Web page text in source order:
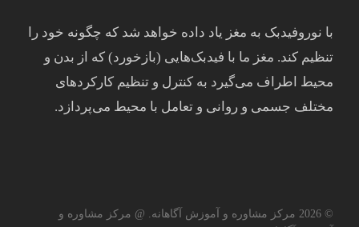
با نوروفیدبک به مغز ياد داده خواهد شد كه چگونه خود را
تنظيم كند. مغز ما با فيدبک‌هايی (بازخورد) که از بدن و
محيط اطراف می‌گيرد به کنترل و تنظيم کارکردهای
مختلف جسمی و روانی و تعامل با محيط می‌پردازد.
© 2026 مرکز مشاوره و آموزش آگاهانه. @ مرکز مشاوره و